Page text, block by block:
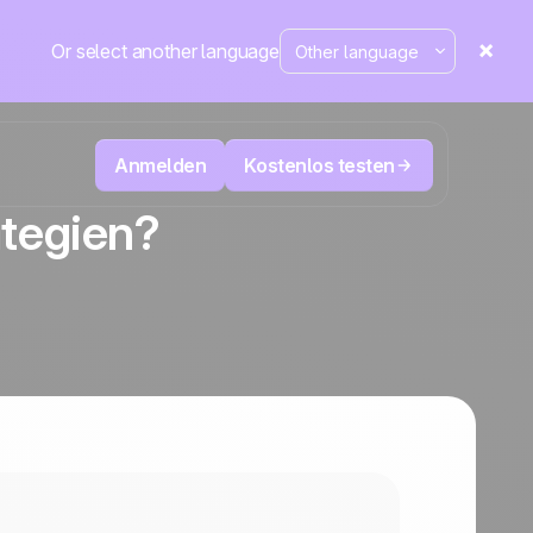
Or select another language
Anmelden Kostenlos testen
Nachrichten